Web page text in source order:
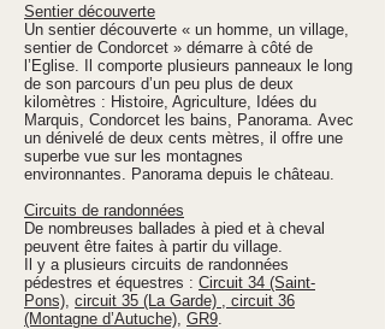
Sentier découverte
Un sentier découverte « un homme, un village,
sentier de Condorcet » démarre à côté de
l’Eglise. Il comporte plusieurs panneaux le long
de son parcours d’un peu plus de deux
kilomètres : Histoire, Agriculture, Idées du
Marquis, Condorcet les bains, Panorama. Avec
un dénivelé de deux cents mètres, il offre une
superbe vue sur les montagnes
environnantes. Panorama depuis le château.
Circuits de randonnées
De nombreuses ballades à pied et à cheval
peuvent être faites à partir du village.
Il y a plusieurs circuits de randonnées
pédestres et équestres : Circuit 34 (Saint-
Pons), circuit 35 (La Garde) , circuit 36
(Montagne d’Autuche), GR9.